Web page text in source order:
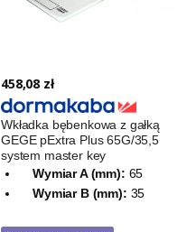
458,08 zł
Wkładka bębenkowa z gałką
GEGE pExtra Plus 65G/35,5
system master key
Wymiar A (mm): 65
Wymiar B (mm): 35